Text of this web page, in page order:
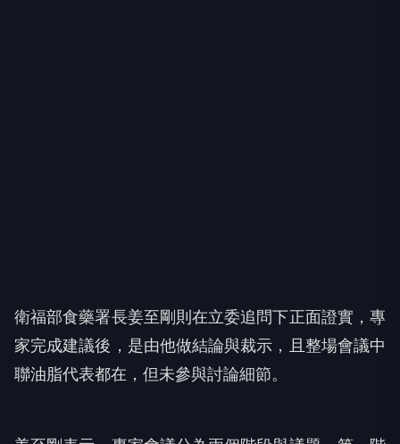
衛福部食藥署長姜至剛則在立委追問下正面證實，專
家完成建議後，是由他做結論與裁示，且整場會議中
聯油脂代表都在，但未參與討論細節。